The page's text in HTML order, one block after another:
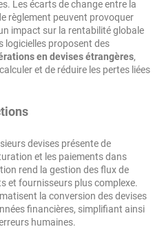
Les écarts de change entre la
règlement peuvent provoquer
impact sur la rentabilité globale
logicielles proposent des
en devises étrangères,
et de réduire les pertes liées
devises présente de
et les paiements dans
rend la gestion des flux de
et fournisseurs plus complexe.
la conversion des devises
financières, simplifiant ainsi
humaines.